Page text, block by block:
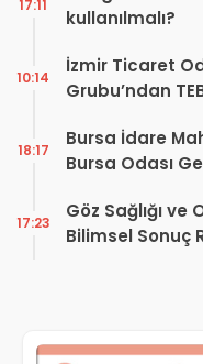
kullanılmalı?
17:11
İzmir Ticaret
Grubu’ndan
10:14
Bursa İdare
Bursa Odası
18:17
Göz Sağlığı ve
Bilimsel Sonuç
17:23